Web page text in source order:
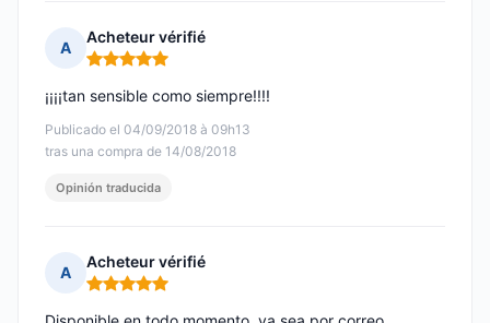
A
Acheteur vérifié
Nota: 5 de 5
Publicado el 04/09/2018 à 09h13
tras una compra de 14/08/2018
¡¡¡¡tan sensible como siempre!!!!
Opinión traducida
A
Acheteur vérifié
Nota: 5 de 5